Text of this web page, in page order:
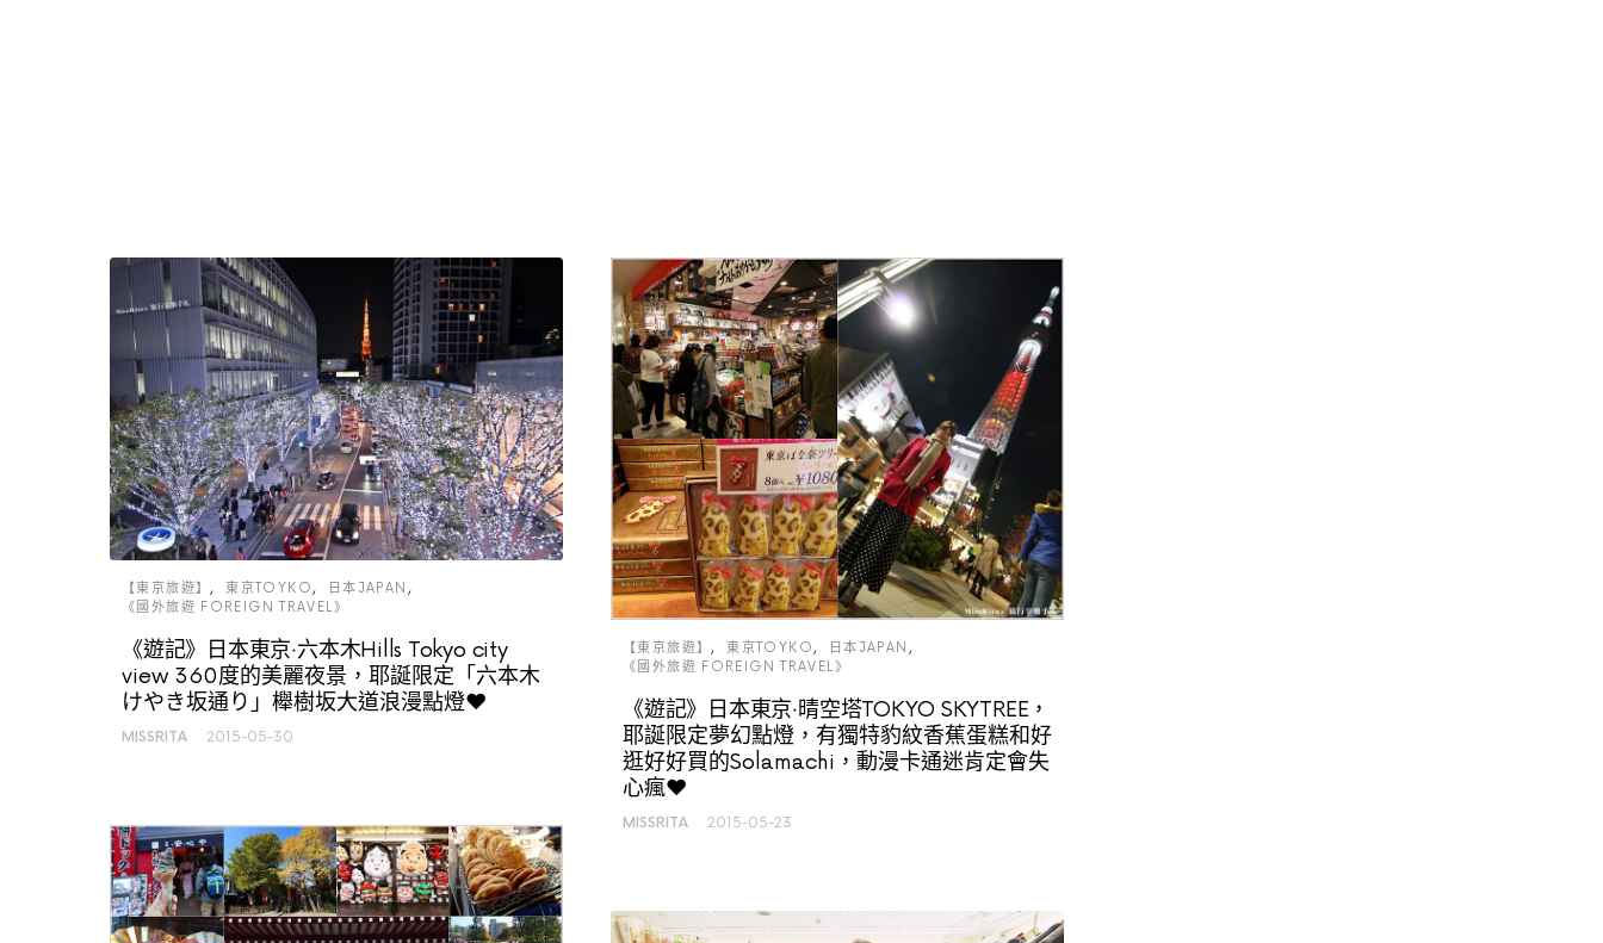
【東京旅遊】 東京TOYKO
日本JAPAN
《國外旅遊 FOREIGN TRAVEL》
《遊記》日本東京‧六本木Hills Tokyo city
view 360度的美麗夜景，耶誕限定「六本木
けやき坂通り」櫸樹坂大道浪漫點燈♥
MISSRITA 2015-05-30
【東京旅遊】 東京TOYKO
日本JAPAN
《國外旅遊 FOREIGN TRAVEL》
《遊記》日本東京‧晴空塔TOKYO SKYTREE，
耶誕限定夢幻點燈，有獨特豹紋香蕉蛋糕和好
逛好好買的Solamachi，動漫卡通迷肯定會失
心瘋♥
MISSRITA 2015-05-23